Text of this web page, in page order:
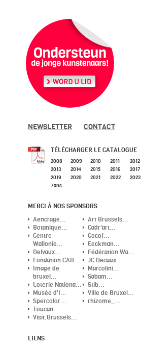
NEWSLETTER CONTACT
TÉLÉCHARGER LE CATALOGUE
2008 2009 2010 2011
2012
2013
2014 2015 2016
2017
2019
2020 2021 2022
2023
7ans
MERCI À NOS SPONSORS
Aencrage...
Botanique...
Centre
Wallonie...
Delvaux...
Fondation CAB...
Image de
bruxel...
Loterie Nationa...
Musée d'I...
Spercolor...
Toucan...
Visit.Brussels...
Art Brussels...
Cadr'art...
Cocof...
Eeckman...
Fédération Wa...
JC Decaux...
Marcolini...
Sabam...
Stib...
Ville de Bruxel...
rhizome_...
LIENS